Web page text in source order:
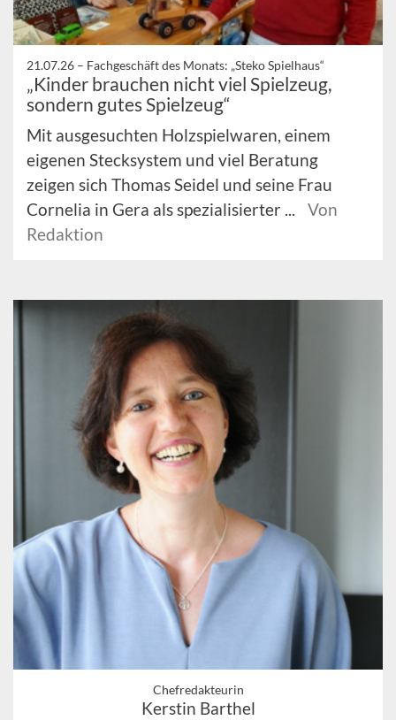
21.07.26 – Fachgeschäft des Monats: „Steko Spielhaus“
„Kinder brauchen nicht viel Spielzeug,
sondern gutes Spielzeug“
Mit ausgesuchten Holzspielwaren, einem
eigenen Stecksystem und viel Beratung
zeigen sich Thomas Seidel und seine Frau
Cornelia in Gera als spezialisierter ...
Von
Redaktion
Chefredakteurin
Kerstin Barthel